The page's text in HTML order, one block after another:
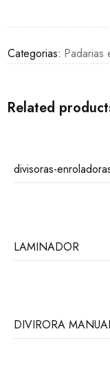
Categorias: Padarias
Related
divisoras-
LAMINADOR
DIVIRORA